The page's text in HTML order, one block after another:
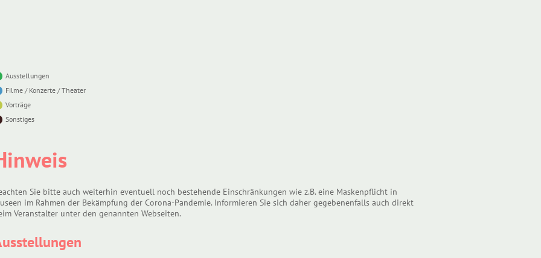
Ausstellungen
Filme / Konzerte / Theater
Vorträge
Sonstiges
Sie bitte auch weiterhin eventuell noch bestehende Einschränkungen wie z.B. eine Maskenpflicht in
im Rahmen der Bekämpfung der Corona-Pandemie. Informieren Sie sich daher gegebenenfalls auch direkt
Veranstalter unter den genannten Webseiten.